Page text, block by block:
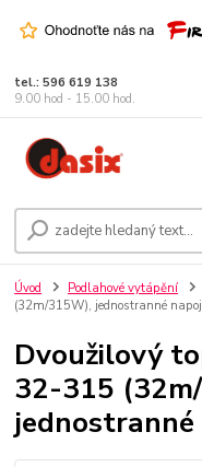
tel.: 596 619 138
9.00 hod - 15.00 hod.
Úvod Podlahové vytápění
(32m/315W), jednostranné
Dvoužilový
32-315